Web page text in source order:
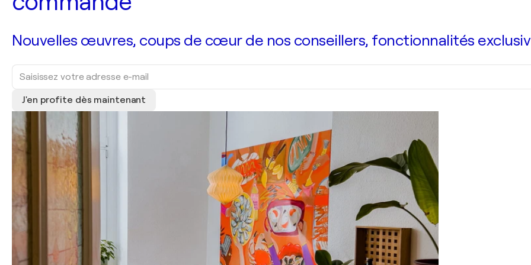
Nouvelles œuvres, coups de cœur de nos conseillers, fonctionnalités
J'en profite dès maintenant